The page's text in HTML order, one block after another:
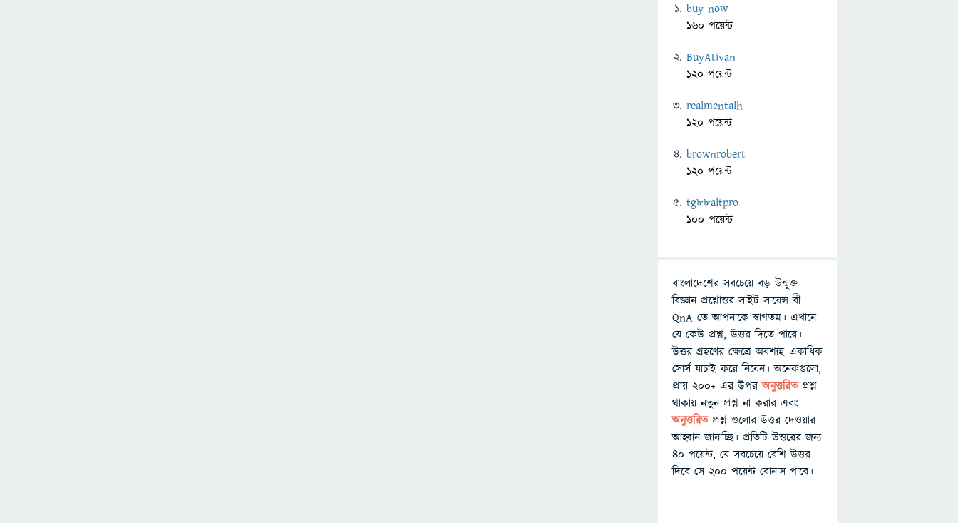
buy now
160 পয়েন্ট
BuyAtivan
120 পয়েন্ট
realmentalh
120 পয়েন্ট
brownrobert
120 পয়েন্ট
tg88altpro
100 পয়েন্ট
বাংলাদেশের সবচেয়ে বড় উন্মুক্ত
বিজ্ঞান প্রশ্নোত্তর সাইট সায়েন্স বী
QnA তে আপনাকে স্বাগতম। এখানে
যে কেউ প্রশ্ন, উত্তর দিতে পারে।
উত্তর গ্রহণের ক্ষেত্রে অবশ্যই একাধিক
সোর্স যাচাই করে নিবেন। অনেকগুলো,
প্রায় ২০০+ এর উপরঅনুত্তরিতপ্রশ্ন
থাকায় নতুন প্রশ্ন না করার এবং
অনুত্তরিত প্রশ্ন গুলোর উত্তর দেওয়ার
আহ্বান জানাচ্ছি। প্রতিটি উত্তরের জন্য
৪০ পয়েন্ট, যে সবচেয়ে বেশি উত্তর
দিবে সে ২০০ পয়েন্ট বোনাস পাবে।